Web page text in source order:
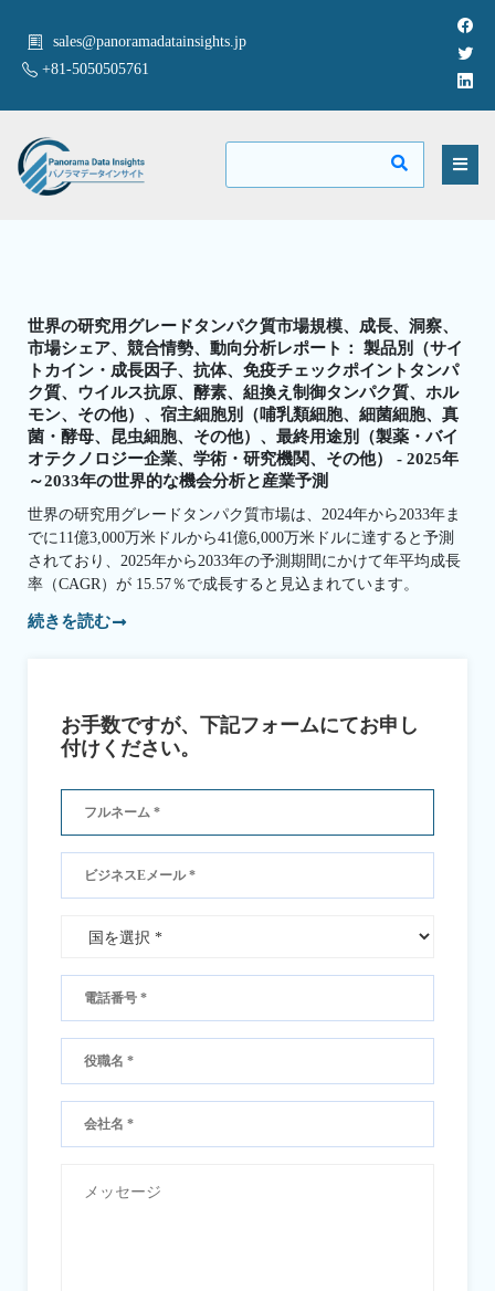
sales@panoramadatainsights.jp
+81-5050505761
世界の研究用グレードタンパク質市場規模、成長、洞察、
市場シェア、競合情勢、動向分析レポート： 製品別（サイ
トカイン・成長因子、抗体、免疫チェックポイントタンパ
ク質、ウイルス抗原、酵素、組換え制御タンパク質、ホル
モン、その他）、宿主細胞別（哺乳類細胞、細菌細胞、真
菌・酵母、昆虫細胞、その他）、最終用途別（製薬・バイ
オテクノロジー企業、学術・研究機関、その他） - 2025年
～2033年の世界的な機会分析と産業予測
世界の研究用グレードタンパク質市場は、2024年から2033年ま
でに11億3,000万米ドルから41億6,000万米ドルに達すると予測
されており、2025年から2033年の予測期間にかけて年平均成長
率（CAGR）が 15.57％で成長すると見込まれています。
続きを読む
お手数ですが、下記フォームにてお申し
付けください。